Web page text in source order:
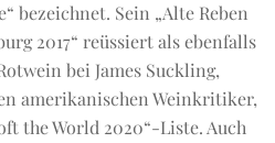
bezeichnet. Sein „Alte Reben
2017“ reüssiert als ebenfalls
bei James Suckling,
amerikanischen Weinkritiker,
the World 2020“-Liste. Auch